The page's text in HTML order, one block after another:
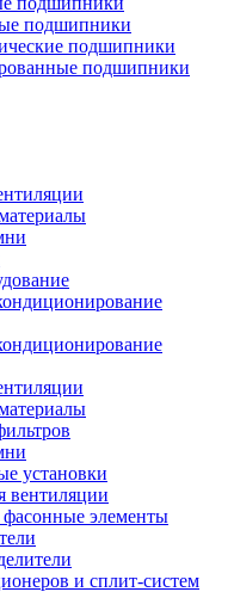
подшипники
подшипники
подшипники
установки
вентиляции
элементы
и сплит-систем